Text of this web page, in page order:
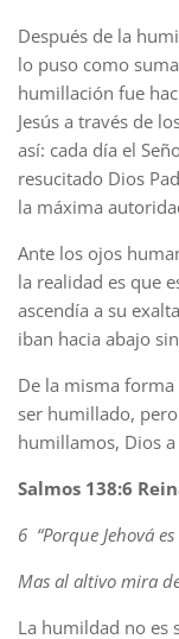
Después de la
lo puso como
humillación fue
Jesús a través de
así: cada día el
resucitado Dios
la máxima
Ante los ojos
la realidad es que
ascendía a su
iban hacia abajo
De la misma
ser humillado,
humillamos, Dios
Salmos 138:6
6 “Porque Jehová
Mas al altivo mira
La humildad no es